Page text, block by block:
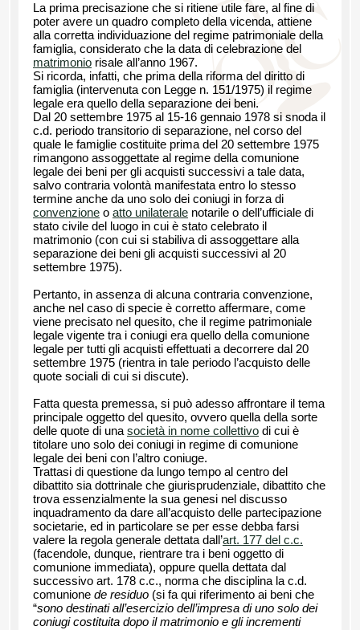
La prima precisazione che si ritiene utile fare, al fine di
poter avere un quadro completo della vicenda, attiene
alla corretta individuazione del regime patrimoniale della
famiglia, considerato che la data di celebrazione del
matrimonio risale all’anno 1967.
Si ricorda, infatti, che prima della riforma del diritto di
famiglia (intervenuta con Legge n. 151/1975) il regime
legale era quello della separazione dei beni.
Dal 20 settembre 1975 al 15-16 gennaio 1978 si snoda il
c.d. periodo transitorio di separazione, nel corso del
quale le famiglie costituite prima del 20 settembre 1975
rimangono assoggettate al regime della comunione
legale dei beni per gli acquisti successivi a tale data,
salvo contraria volontà manifestata entro lo stesso
termine anche da uno solo dei coniugi in forza di
convenzione o atto unilaterale notarile o dell’ufficiale di
stato civile del luogo in cui è stato celebrato il
matrimonio (con cui si stabiliva di assoggettare alla
separazione dei beni gli acquisti successivi al 20
settembre 1975).
Pertanto, in assenza di alcuna contraria convenzione,
anche nel caso di specie è corretto affermare, come
viene precisato nel quesito, che il regime patrimoniale
legale vigente tra i coniugi era quello della comunione
legale per tutti gli acquisti effettuati a decorrere dal 20
settembre 1975 (rientra in tale periodo l’acquisto delle
quote sociali di cui si discute).
Fatta questa premessa, si può adesso affrontare il tema
principale oggetto del quesito, ovvero quella della sorte
delle quote di una società in nome collettivo di cui è
titolare uno solo dei coniugi in regime di comunione
legale dei beni con l’altro coniuge.
Trattasi di questione da lungo tempo al centro del
dibattito sia dottrinale che giurisprudenziale, dibattito che
trova essenzialmente la sua genesi nel discusso
inquadramento da dare all’acquisto delle partecipazione
societarie, ed in particolare se per esse debba farsi
valere la regola generale dettata dall’art. 177 del c.c.
(facendole, dunque, rientrare tra i beni oggetto di
comunione immediata), oppure quella dettata dal
successivo art. 178 c.c., norma che disciplina la c.d.
comunione de residuo (si fa qui riferimento ai beni che
“sono destinati all’esercizio dell’impresa di uno solo dei
coniugi costituita dopo il matrimonio e gli incrementi